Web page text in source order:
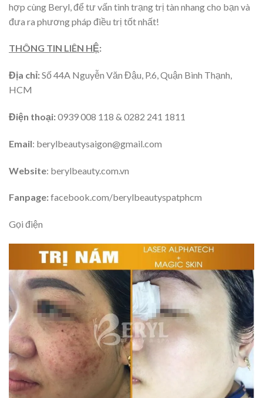
hợp cùng Beryl, để tư vấn tình trạng trị tàn nhang cho bạn và
đưa ra phương pháp điều trị tốt nhất!
THÔNG TIN LIÊN HỆ:
Địa chỉ:Số 44A Nguyễn Văn Đậu, P.6, Quận Bình Thạnh,
HCM
Điện thoại:0939 008 118 & 0282 241 1811
Email: berylbeautysaigon@gmail.com
Website: berylbeauty.com.vn
Fanpage:facebook.com/berylbeautyspatphcm
Gọi điện